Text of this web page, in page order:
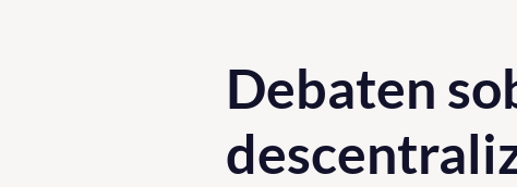
Debaten